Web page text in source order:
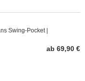
Swing-Pocket |
ab 69,90 €